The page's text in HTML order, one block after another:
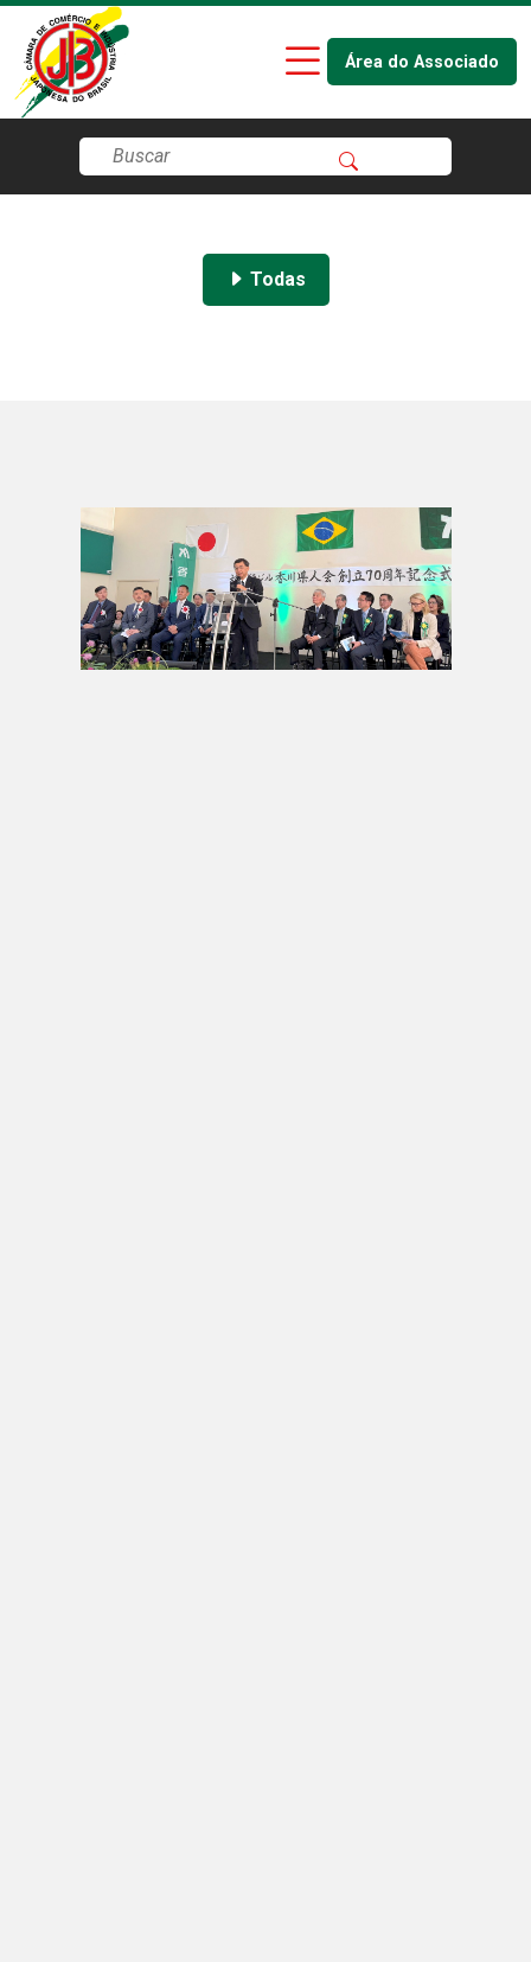
Área do Associado
Todas